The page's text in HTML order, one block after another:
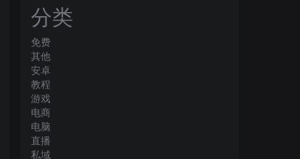
分类
免费
其他
安卓
教程
游戏
电商
电脑
直播
私域